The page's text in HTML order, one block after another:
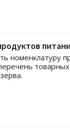
номенклатуру